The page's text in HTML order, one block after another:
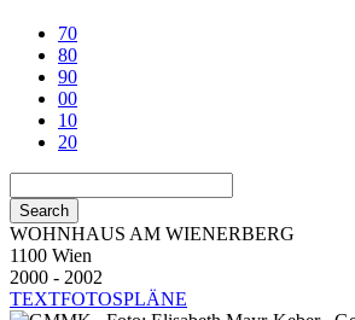
70
80
90
00
10
20
WOHNHAUS AM WIENERBERG
1100 Wien
2000 - 2002
TEXTFOTOSPLÄNE